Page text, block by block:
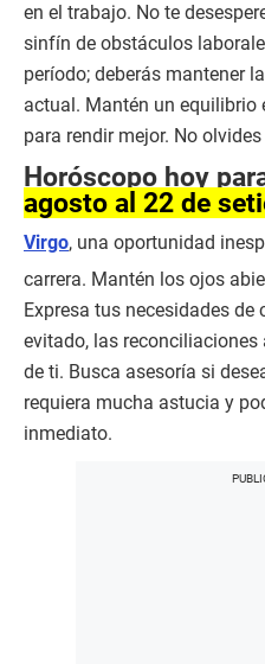
en el trabajo. No te
sinfín de obstáculos
período; deberás mantener
actual. Mantén un equilibrio
para rendir mejor. No
Horóscopo hoy
agosto al 22 de
Virgo, una oportunidad
carrera. Mantén los ojos
Expresa tus necesidades de
evitado, las
de ti. Busca asesoría si
requiera mucha astucia y
inmediato.